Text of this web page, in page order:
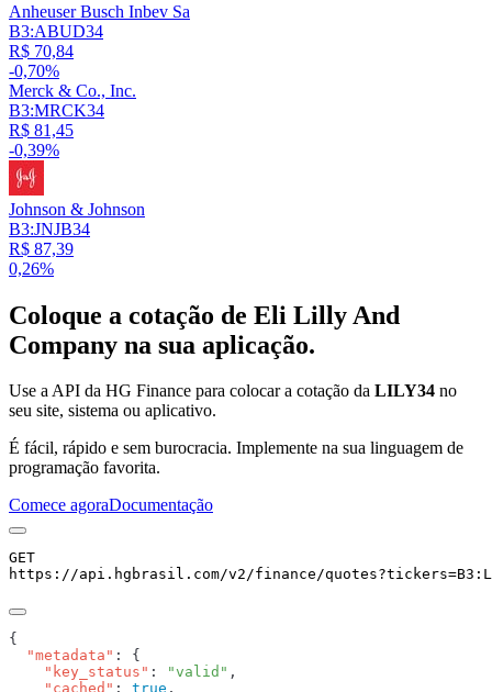
Anheuser Busch Inbev Sa
B3:ABUD34
R$ 70,84
-0,70%
Merck & Co., Inc.
B3:MRCK34
R$ 81,45
-0,39%
Johnson & Johnson
B3:JNJB34
R$ 87,39
0,26%
Coloque a cotação de Eli Lilly And
Company na sua aplicação.
Use a API da HG Finance para colocar a cotação da LILY34 no
seu site, sistema ou aplicativo.
É fácil, rápido e sem burocracia. Implemente na sua linguagem de
programação favorita.
Comece agoraDocumentação
GET
https://api.hgbrasil.com/v2/finance/quotes?tickers=
  "metadata"
    "key_status"
: "valid"
    "cached"
: true